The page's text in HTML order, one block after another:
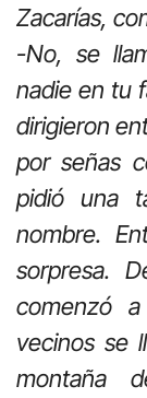
Zacarías,
-No, se
nadie en tu
dirigieron
por señas
pidió una
nombre.
sorpresa.
comenzó
vecinos se
montaña